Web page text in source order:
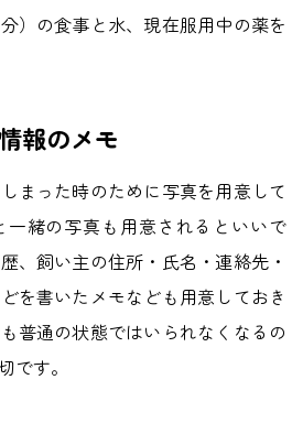
）の食事と水、現在服用中の薬を
報のメモ
まった時のために写真を用意して
一緒の写真も用意されるといいで
、飼い主の住所・氏名・連絡先・
を書いたメモなども用意しておき
普通の状態ではいられなくなるの
です。